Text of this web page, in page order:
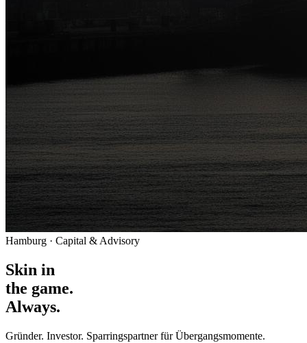
Hamburg · Capital & Advisory
Skin in
the game.
Always.
Gründer. Investor. Sparringspartner für Übergangsmomente.